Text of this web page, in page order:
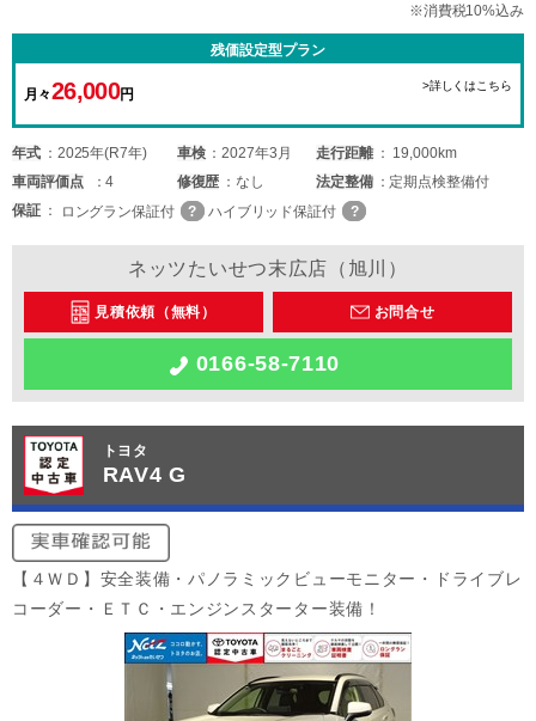
※消費税10%込み
残価設定型プラン
月々26,000円
>詳しくはこちら
年式 2025年(R7年) 車検 2027年3月 走行距離
19,000km
車両評価点 4 修復歴 なし 法定整備
定期点検整備付
保証
ロングラン保証付 ハイブリッド保証付
ネッツたいせつ末広店（旭川）
見積依頼（無料） お問合せ
0166-58-7110
トヨタ
RAV4 G
【４ＷＤ】安全装備・パノラミックビューモニター・ドライブレ
コーダー・ＥＴＣ・エンジンスターター装備！